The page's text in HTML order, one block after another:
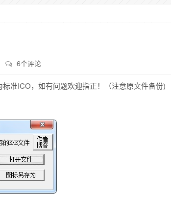
6个评论
准ICO，如有问题欢迎指正！（注意原文件备份)